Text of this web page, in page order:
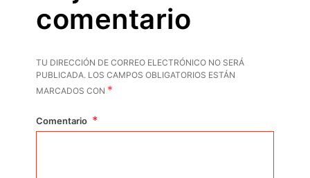
comentario
TU DIRECCIÓN DE CORREO ELECTRÓNICO NO SERÁ
PUBLICADA. LOS CAMPOS OBLIGATORIOS ESTÁN
MARCADOS CON *
Comentario